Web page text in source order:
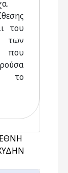
του
των
το